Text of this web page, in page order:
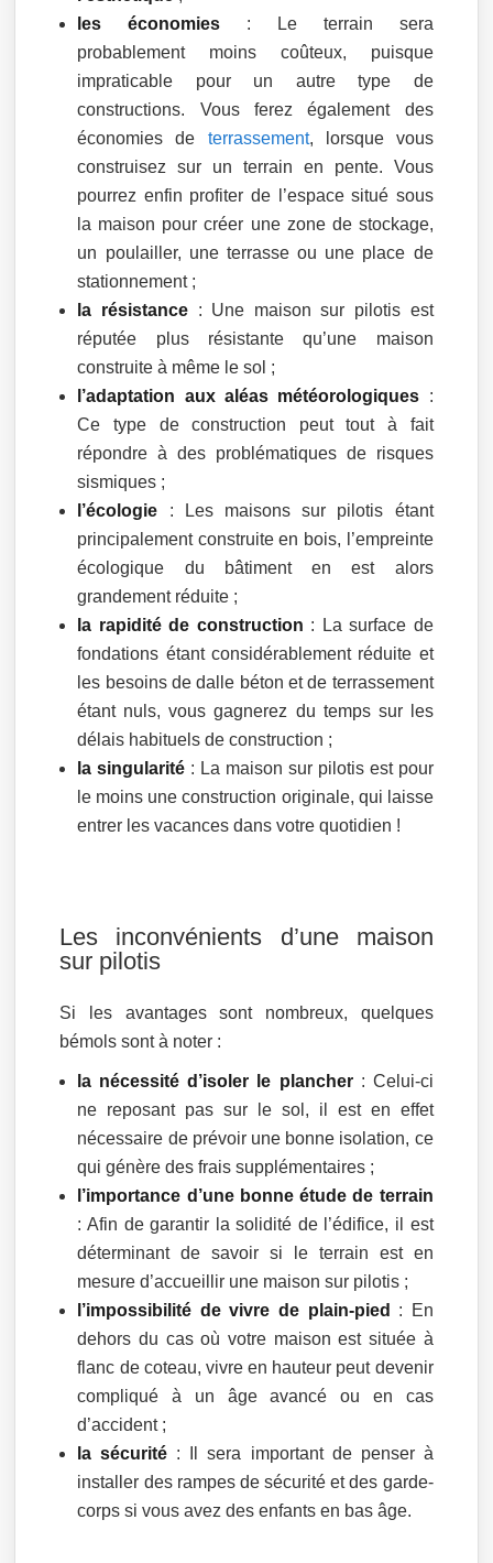
les économies : Le terrain sera
probablement moins coûteux, puisque
impraticable pour un autre type de
constructions. Vous ferez également des
économies de terrassement, lorsque vous
construisez sur un terrain en pente. Vous
pourrez enfin profiter de l’espace situé sous
la maison pour créer une zone de stockage,
un poulailler, une terrasse ou une place de
stationnement ;
la résistance : Une maison sur pilotis est
réputée plus résistante qu’une maison
construite à même le sol ;
l’adaptation aux aléas météorologiques :
Ce type de construction peut tout à fait
répondre à des problématiques de risques
sismiques ;
l’écologie : Les maisons sur pilotis étant
principalement construite en bois, l’empreinte
écologique du bâtiment en est alors
grandement réduite ;
la rapidité de construction : La surface de
fondations étant considérablement réduite et
les besoins de dalle béton et de terrassement
étant nuls, vous gagnerez du temps sur les
délais habituels de construction ;
la singularité : La maison sur pilotis est pour
le moins une construction originale, qui laisse
entrer les vacances dans votre quotidien !
Les inconvénients d’une maison
sur pilotis
Si les avantages sont nombreux, quelques
bémols sont à noter :
la nécessité d’isoler le plancher: Celui-ci
ne reposant pas sur le sol, il est en effet
nécessaire de prévoir une bonne isolation, ce
qui génère des frais supplémentaires ;
l’importance d’une bonne étude de terrain
: Afin de garantir la solidité de l’édifice, il est
déterminant de savoir si le terrain est en
mesure d’accueillir une maison sur pilotis ;
l’impossibilité de vivre de plain-pied
: En
dehors du cas où votre maison est située à
flanc de coteau, vivre en hauteur peut devenir
compliqué à un âge avancé ou en cas
d’accident ;
la sécurité : Il sera important de penser à
installer des rampes de sécurité et des garde-
corps si vous avez des enfants en bas âge.